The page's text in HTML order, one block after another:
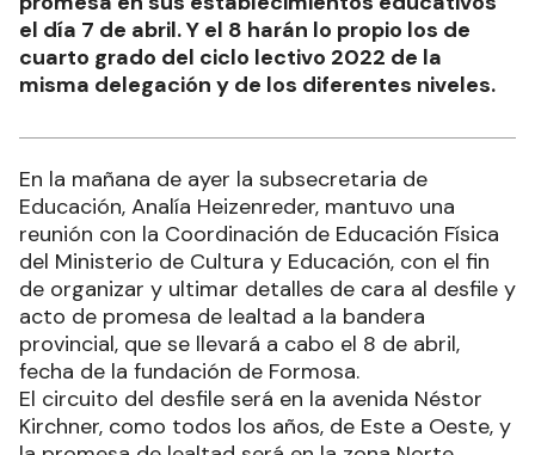
el día 7 de abril. Y el 8 harán lo propio los de
cuarto grado del ciclo lectivo 2022 de la
misma delegación y de los diferentes niveles.
En la mañana de ayer la subsecretaria de
Educación, Analía Heizenreder, mantuvo una
reunión con la Coordinación de Educación Física
del Ministerio de Cultura y Educación, con el fin
de organizar y ultimar detalles de cara al desfile y
acto de promesa de lealtad a la bandera
provincial, que se llevará a cabo el 8 de abril,
fecha de la fundación de Formosa.
El circuito del desfile será en la avenida Néstor
Kirchner, como todos los años, de Este a Oeste, y